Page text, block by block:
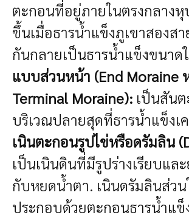
ตะกอนที่อยู่ภายในตรงกลางหุ
ขึ้นเมื่อธารน้ำแข็งภูเขาสองส
กันกลายเป็นธารน้ำแข็งขนา
แบบส่วนหน้า (End Moraine
Terminal Moraine): เป็นสัน
บริเวณปลายสุดที่ธารน้ำแข็งเ
เนินตะกอนรูปไข่หรือดรัมลิน
เป็นเนินดินที่มีรูปร่างเรียบแล
กับหยดน้ำตา. เนินดรัมลินส่ว
ประกอบด้วยตะกอนธารน้ำแ